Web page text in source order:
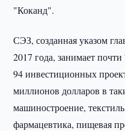
"Коканд".
СЭЗ, созданная указом
2017 года, занимает почти
94 инвестиционных
миллионов долларов в
машиностроение,
фармацевтика, пищевая